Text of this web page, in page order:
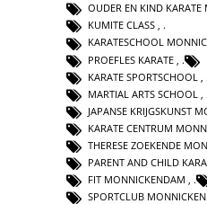
OUDER EN KIND
KUMITE CLASS ,
KARATESCHOOL
PROEFLES KARATE
KARATE SPORTSCHOOL
MARTIAL ARTS SCHOOL
JAPANSE KRIJGSKUNST
KARATE CENTRUM
THERESE ZOEKENDE
PARENT AND CHILD
FIT MONNICKENDAM
SPORTCLUB